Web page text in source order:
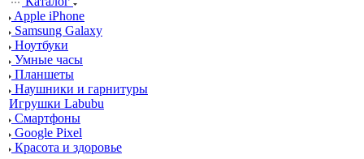
Apple iPhone
Samsung Galaxy
Ноутбуки
Умные часы
Планшеты
Наушники и гарнитуры
Игрушки Labubu
Смартфоны
Google Pixel
Красота и здоровье